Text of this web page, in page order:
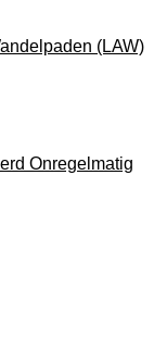
(LAW)
Onregelmatig